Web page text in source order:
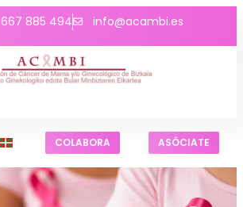
667 885 494 info@acambi.es
COLABORA ASÓCIATE